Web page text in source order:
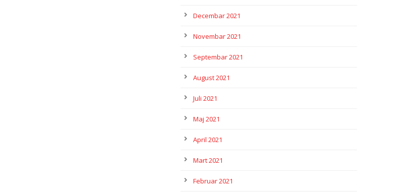
Decembar 2021
Novembar 2021
Septembar 2021
August 2021
Juli 2021
Maj 2021
April 2021
Mart 2021
Februar 2021